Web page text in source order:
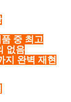
중 최고
없음
지 완벽 재현